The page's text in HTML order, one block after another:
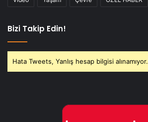
Bizi Takip Edin!
Hata Tweets, Yanlış hesap bilgisi alınamıyor.